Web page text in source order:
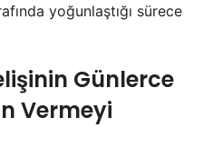
yoğunlaştığı sürece
Günlerce
Vermeyi